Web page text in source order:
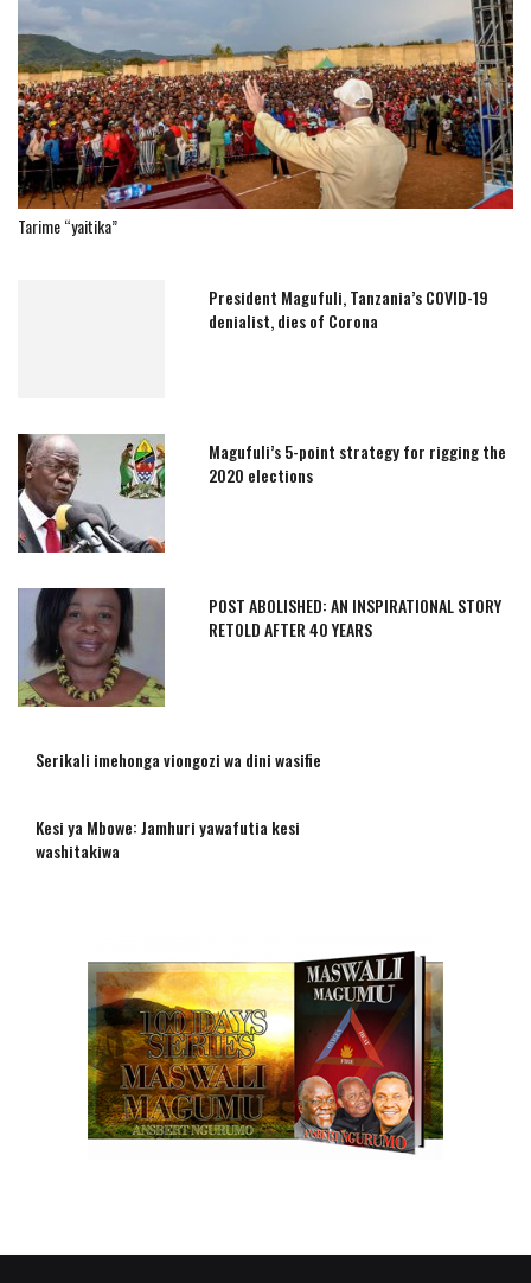
Tarime “yaitika”
President Magufuli, Tanzania’s COVID-19
denialist, dies of Corona
Magufuli’s 5-point strategy for rigging the
2020 elections
POST ABOLISHED: AN INSPIRATIONAL STORY
RETOLD AFTER 40 YEARS
Serikali imehonga viongozi wa dini wasifie
Kesi ya Mbowe: Jamhuri yawafutia kesi
washitakiwa